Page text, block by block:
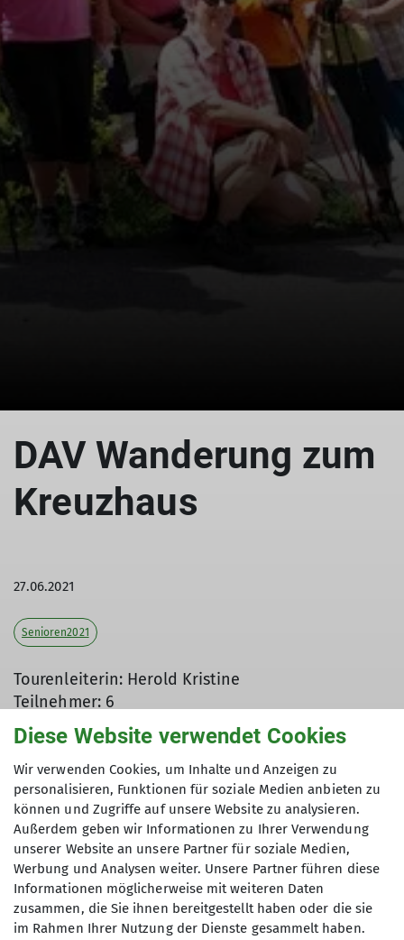
DAV Wanderung zum
Kreuzhaus
27.06.2021
Senioren2021
Tourenleiterin: Herold Kristine
Teilnehmer: 6
Endlich wieder in der Gruppe gemeinsam
unterwegs. Das Wetter und die
Coronabestimmungen haben zu einer Wanderung
Anlass gegeben. Als Ausgangspunkt wurde ein
Parkplatz in Maibrunn gewählt. Die Strecke wurde
über die Naturfreundehütte Oberhaag, den Weiler
Ridelswald und der Hanslhütte zum Kreuzhaus
Diese Website verwendet Cookies
Wir verwenden Cookies, um Inhalte und Anzeigen zu
personalisieren, Funktionen für soziale Medien anbieten zu
können und Zugriffe auf unsere Website zu analysieren.
Außerdem geben wir Informationen zu Ihrer Verwendung
unserer Website an unsere Partner für soziale Medien,
Werbung und Analysen weiter. Unsere Partner führen diese
Informationen möglicherweise mit weiteren Daten
zusammen, die Sie ihnen bereitgestellt haben oder die sie
im Rahmen Ihrer Nutzung der Dienste gesammelt haben.